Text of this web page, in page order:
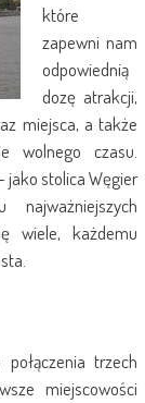
które
zapewni nam
odpowiednią
dozę atrakcji,
miejsca, a także
wolnego czasu.
jako stolica Węgier
wiele, każdemu
trzech
miejscowości